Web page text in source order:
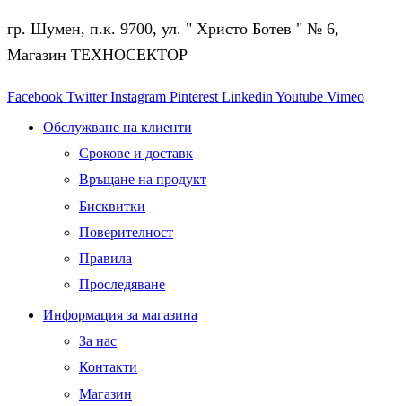
гр. Шумен, п.к. 9700, ул. " Христо Ботев " № 6,
Магазин ТЕХНОСЕКТОР
Facebook Twitter Instagram Pinterest Linkedin Youtube Vimeo
Обслужване на клиенти
Срокове и доставк
Връщане на продукт
Бисквитки
Поверителност
Правила
Проследяване
Информация за магазина
За нас
Контакти
Магазин